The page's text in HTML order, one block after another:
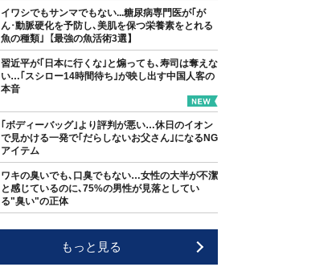
イワシでもサンマでもない...糖尿病専門医が｢が
ん･動脈硬化を予防し､美肌を保つ栄養素をとれる
魚の種類｣【最強の魚活術3選】
習近平が｢日本に行くな｣と煽っても､寿司は奪えな
い…｢スシロー14時間待ち｣が映し出す中国人客の
本音
｢ボディーバッグ｣より評判が悪い…休日のイオン
で見かける一発で｢だらしないお父さん｣になるNG
アイテム
ワキの臭いでも､口臭でもない…女性の大半が不潔
と感じているのに､75%の男性が見落としてい
る"臭い"の正体
もっと見る